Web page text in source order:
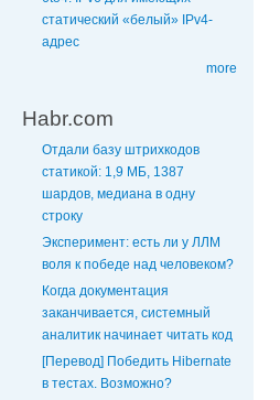
статический «белый» IPv4-
адрес
more
Habr.com
Отдали базу штрихкодов
статикой: 1,9 МБ, 1387
шардов, медиана в одну
строку
Эксперимент: есть ли у ЛЛМ
воля к победе над человеком?
Когда документация
заканчивается, системный
аналитик начинает читать код
[Перевод] Победить Hibernate
в тестах. Возможно?